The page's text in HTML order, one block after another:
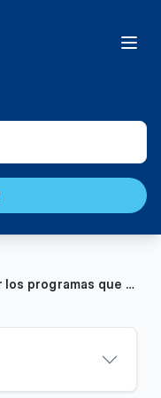
¿Cómo ver los programas que grabé en mi decodificador Tigo? | Hogar